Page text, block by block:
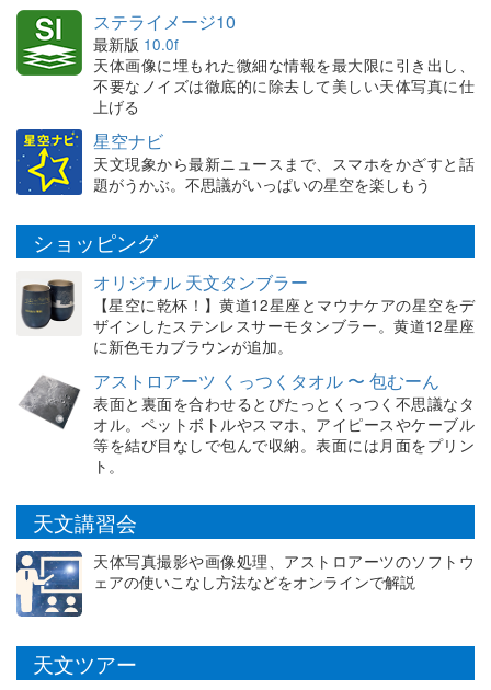
ステライメージ10
最新版 10.0f
天体画像に埋もれた微細な情報を最大限に引き出し、
不要なノイズは徹底的に除去して美しい天体写真に仕
上げる
星空ナビ
天文現象から最新ニュースまで、スマホをかざすと話
題がうかぶ。不思議がいっぱいの星空を楽しもう
ショッピング
オリジナル 天文タンブラー
【星空に乾杯！】黄道12星座とマウナケアの星空をデ
ザインしたステンレスサーモタンブラー。黄道12星座
に新色モカブラウンが追加。
アストロアーツ くっつくタオル 〜 包むーん
表面と裏面を合わせるとぴたっとくっつく不思議なタ
オル。ペットボトルやスマホ、アイピースやケーブル
等を結び目なしで包んで収納。表面には月面をプリン
ト。
天文講習会
天体写真撮影や画像処理、アストロアーツのソフトウ
ェアの使いこなし方法などをオンラインで解説
天文ツアー